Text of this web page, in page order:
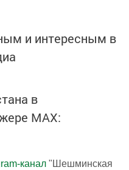
и интересным в
в
MАХ:
канал "Шешминская